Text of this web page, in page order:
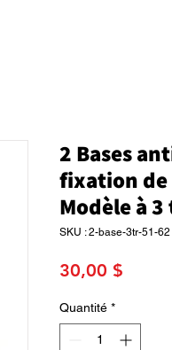
2 Bases
fixation de
Modèle à
SKU : 2-base-3tr-51-62
30,00 $
Quantité *